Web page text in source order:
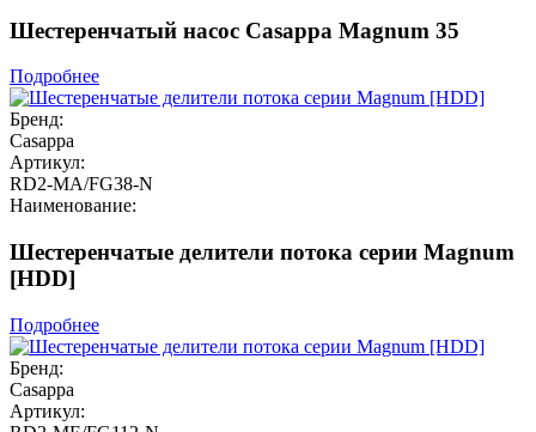
Шестеренчатый насос Casappa Magnum 35
Подробнее
Бренд:
Casappa
Артикул:
RD2-MA/FG38-N
Наименование:
Шестеренчатые делители потока серии Magnum
[HDD]
Подробнее
Бренд:
Casappa
Артикул: